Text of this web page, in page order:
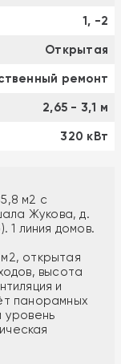
1, -2
Открытая
ремонт
2,65 - 3,1 м
320 кВт
м2 с
Жукова, д.
1 линия домов.
м2, открытая
высота
и
панорамных
уровень